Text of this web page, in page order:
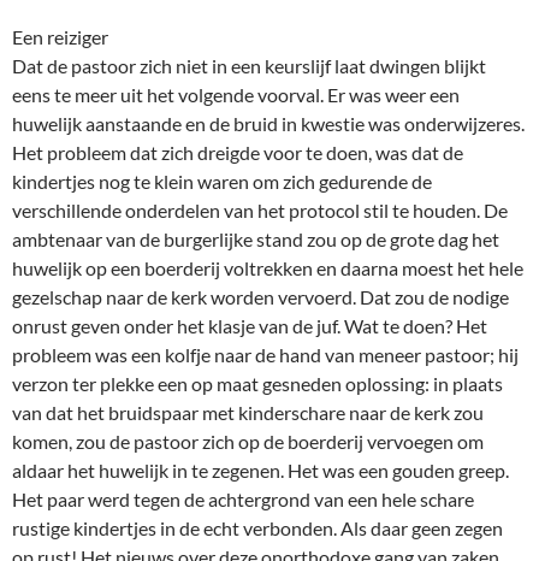
Een reiziger
Dat de pastoor zich niet in een keurslijf laat dwingen blijkt
eens te meer uit het volgende voorval. Er was weer een
huwelijk aanstaande en de bruid in kwestie was onderwijzeres.
Het probleem dat zich dreigde voor te doen, was dat de
kindertjes nog te klein waren om zich gedurende de
verschillende onderdelen van het protocol stil te houden. De
ambtenaar van de burgerlijke stand zou op de grote dag het
huwelijk op een boerderij voltrekken en daarna moest het hele
gezelschap naar de kerk worden vervoerd. Dat zou de nodige
onrust geven onder het klasje van de juf. Wat te doen? Het
probleem was een kolfje naar de hand van meneer pastoor; hij
verzon ter plekke een op maat gesneden oplossing: in plaats
van dat het bruidspaar met kinderschare naar de kerk zou
komen, zou de pastoor zich op de boerderij vervoegen om
aldaar het huwelijk in te zegenen. Het was een gouden greep.
Het paar werd tegen de achtergrond van een hele schare
rustige kindertjes in de echt verbonden. Als daar geen zegen